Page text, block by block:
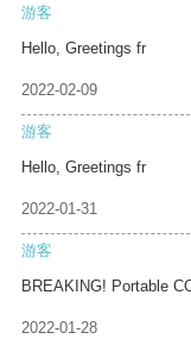
游客
Hello, Greetings fr
2022-02-09
游客
Hello, Greetings fr
2022-01-31
游客
BREAKING! Portable
2022-01-28